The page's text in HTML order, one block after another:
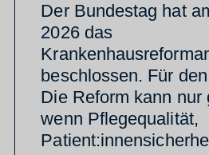
Der Bundestag hat
2026 das
beschlossen. Für
Die Reform kann nur
wenn Pflegequalität,